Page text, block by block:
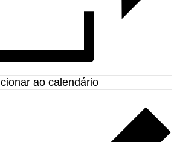
ao calendário